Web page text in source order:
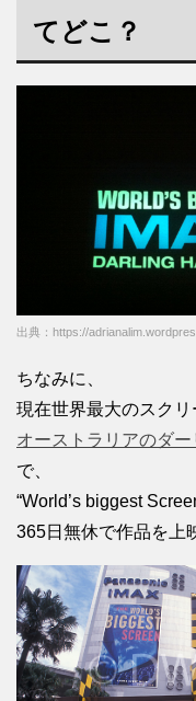
てどこ？
出典：https://
ちなみに、
現在世界最大のスクリ
オーストラリアのダ
で、
“World’s biggest
365日無休で作品を上